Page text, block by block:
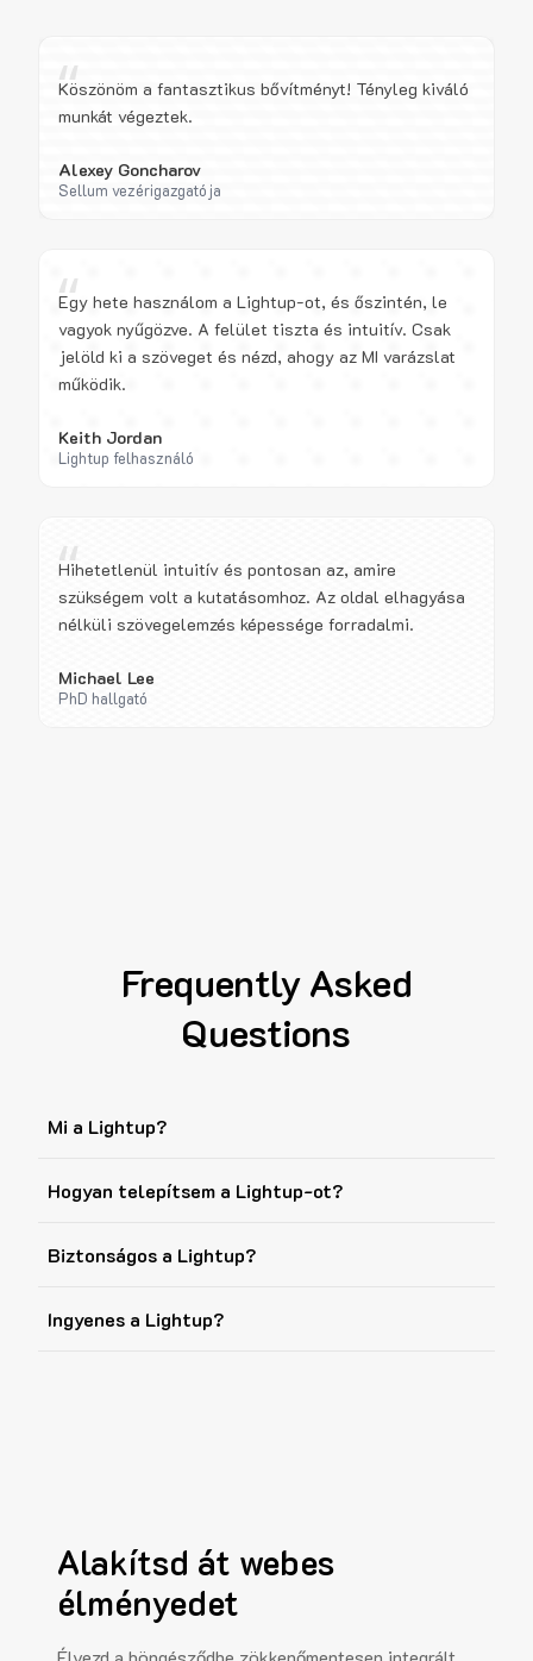
“
Köszönöm a fantasztikus bővítményt! Tényleg kiváló
munkát végeztek.
Alexey Goncharov
Sellum vezérigazgatója
“
Egy hete használom a Lightup-ot, és őszintén, le
vagyok nyűgözve. A felület tiszta és intuitív. Csak
jelöld ki a szöveget és nézd, ahogy az MI varázslat
működik.
Keith Jordan
Lightup felhasználó
“
Hihetetlenül intuitív és pontosan az, amire
szükségem volt a kutatásomhoz. Az oldal elhagyása
nélküli szövegelemzés képessége forradalmi.
Michael Lee
PhD hallgató
Frequently Asked
Questions
Mi a Lightup?
Hogyan telepítsem a Lightup-ot?
Biztonságos a Lightup?
Ingyenes a Lightup?
Alakítsd át webes
élményedet